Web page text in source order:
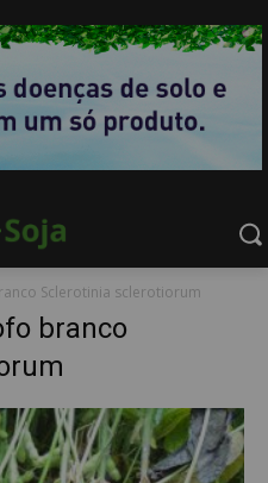
Sclerotinia sclerotiorum
branco